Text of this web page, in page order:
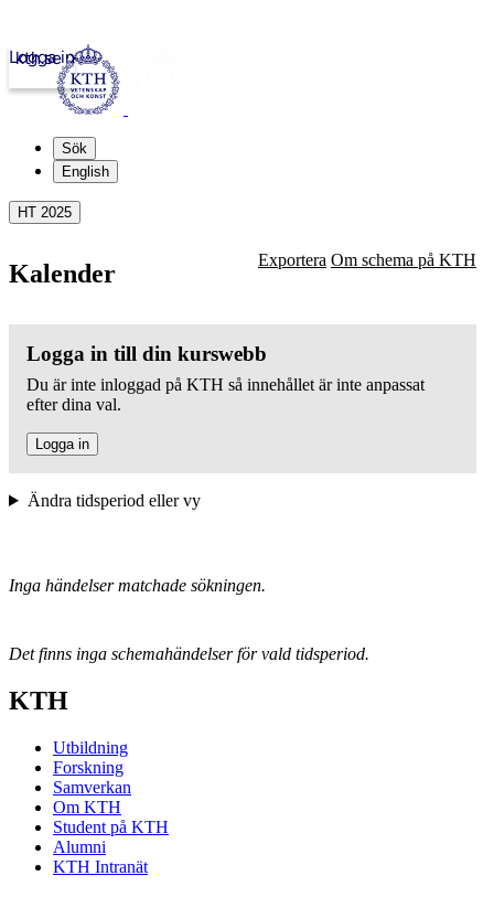
kth.se
Logga in
Sök
English
HT 2025
Kalender Exportera Om schema på KTH
Logga in till din kurswebb
Du är inte inloggad på KTH så innehållet är inte anpassat
efter dina val.
Logga in
Ändra tidsperiod eller vy
Inga händelser matchade sökningen.
Det finns inga schemahändelser för vald tidsperiod.
KTH
Utbildning
Forskning
Samverkan
Om KTH
Student på KTH
Alumni
KTH Intranät